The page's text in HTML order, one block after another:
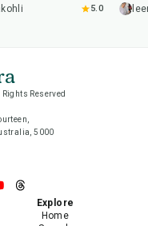
5.0
Reserved
5000
Explore
Home